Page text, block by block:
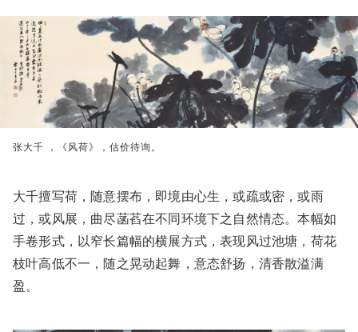
张大千 ，《风荷》，估价待询。
大千擅写荷，随意摆布，即境由心生，或疏或密，或雨
过，或风展，曲尽菡萏在不同环境下之自然情态。本幅如
手卷形式，以窄长篇幅的横展方式，表现风过池塘，荷花
枝叶高低不一，随之晃动起舞，意态舒扬，清香散溢满
盈。